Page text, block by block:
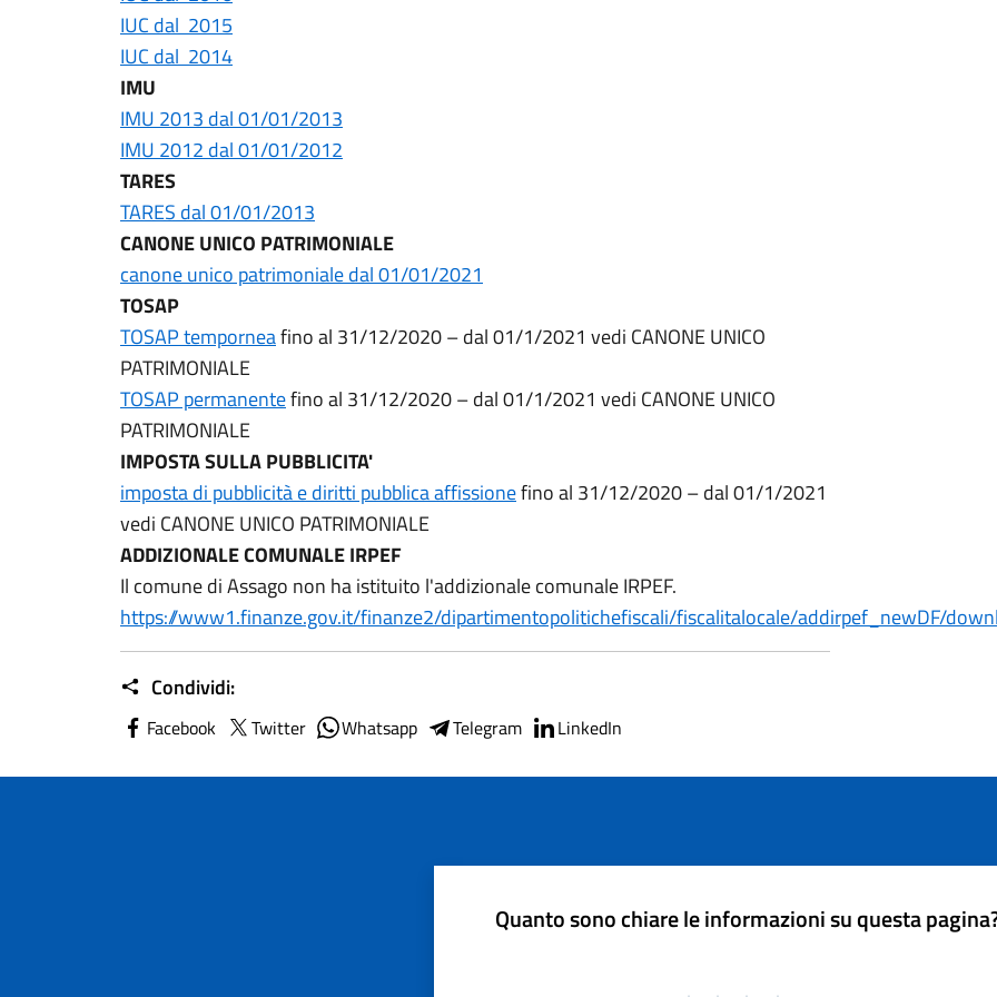
IUC dal 2015
IUC dal 2014
IMU
IMU 2013 dal 01/01/2013
IMU 2012 dal 01/01/2012
TARES
TARES dal 01/01/2013
CANONE UNICO PATRIMONIALE
canone unico patrimoniale dal 01/01/2021
TOSAP
TOSAP temporneafino al 31/12/2020 – dal 01/1/2021 vedi CANONE UNICO
PATRIMONIALE
TOSAP permanentefino al 31/12/2020 – dal 01/1/2021 vedi CANONE UNICO
PATRIMONIALE
IMPOSTA SULLA PUBBLICITA'
imposta di pubblicità e diritti pubblica affissionefino al 31/12/2020 – dal 01/1/2021
vedi CANONE UNICO PATRIMONIALE
ADDIZIONALE COMUNALE IRPEF
Il comune di Assago non ha istituito l'addizionale comunale IRPEF.
https://www1.finanze.gov.it/finanze2/dipartimentopolitichefiscali/fiscalitalocale/addirpef_newDF/
Condividi:
Facebook Twitter Whatsapp Telegram LinkedIn
Quanto sono chiare le informazioni su questa